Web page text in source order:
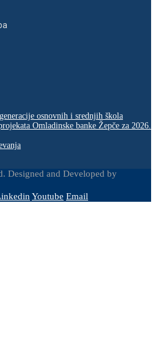
osnovnih i srednjih škola
Omladinske banke Žepče za 2026.
Designed and Developed by
Youtube Email